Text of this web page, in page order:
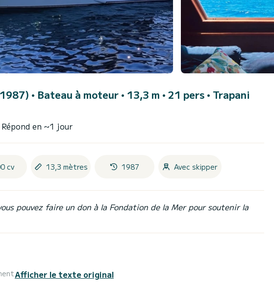
• Bateau à moteur • 13,3 m • 21 pers • Trapani
en ~1 jour
cv 13,3 mètres 1987 Avec skipper
pouvez faire un don à la Fondation de la Mer pour soutenir la
Afficher le texte original